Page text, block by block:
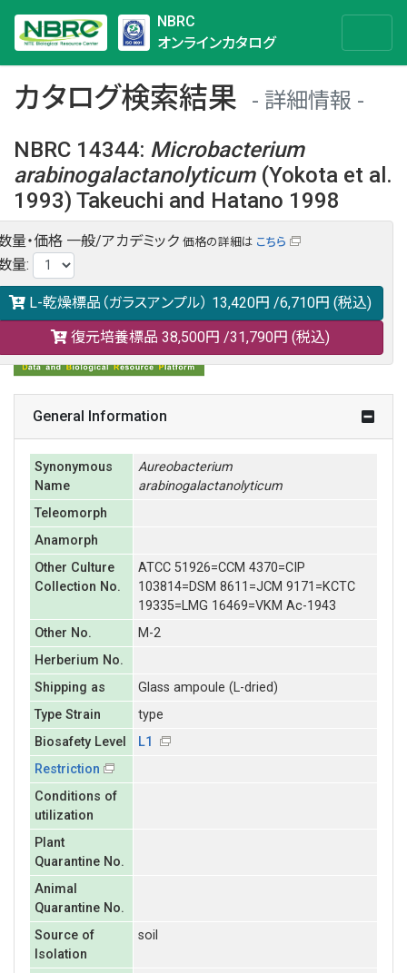
NBRC
オンラインカタログ
カタログ検索結果
詳細情報
NBRC 14344: Microbacterium
arabinogalactanolyticum(Yokota et al.
1993) Takeuchi and Hatano 1998
NBRC 14344の情報や関連データは以下のバナー(DBRP)か
らご覧ください。
日本語での検索も可能です。
量・価格 一般/アカデミック 価格の詳細は こちら
量:
L-乾燥標品（ガラスアンプル） 13,420円 /6,710円 (税込)
復元培養標品 38,500円 /31,790円 (税込)
General Information
Synonymous
Name
Aureobacterium
arabinogalactanolyticum
Teleomorph
Anamorph
Other Culture
Collection No.
ATCC 51926=CCM 4370=CIP
103814=DSM 8611=JCM 9171=KCTC
19335=LMG 16469=VKM Ac-1943
Other No.
M-2
Herberium No.
Shipping as
Glass ampoule (L-dried)
Type Strain
type
Biosafety Level
L1
Restriction
Conditions of
utilization
Plant
Quarantine No.
Animal
Quarantine No.
Source of
Isolation
soil